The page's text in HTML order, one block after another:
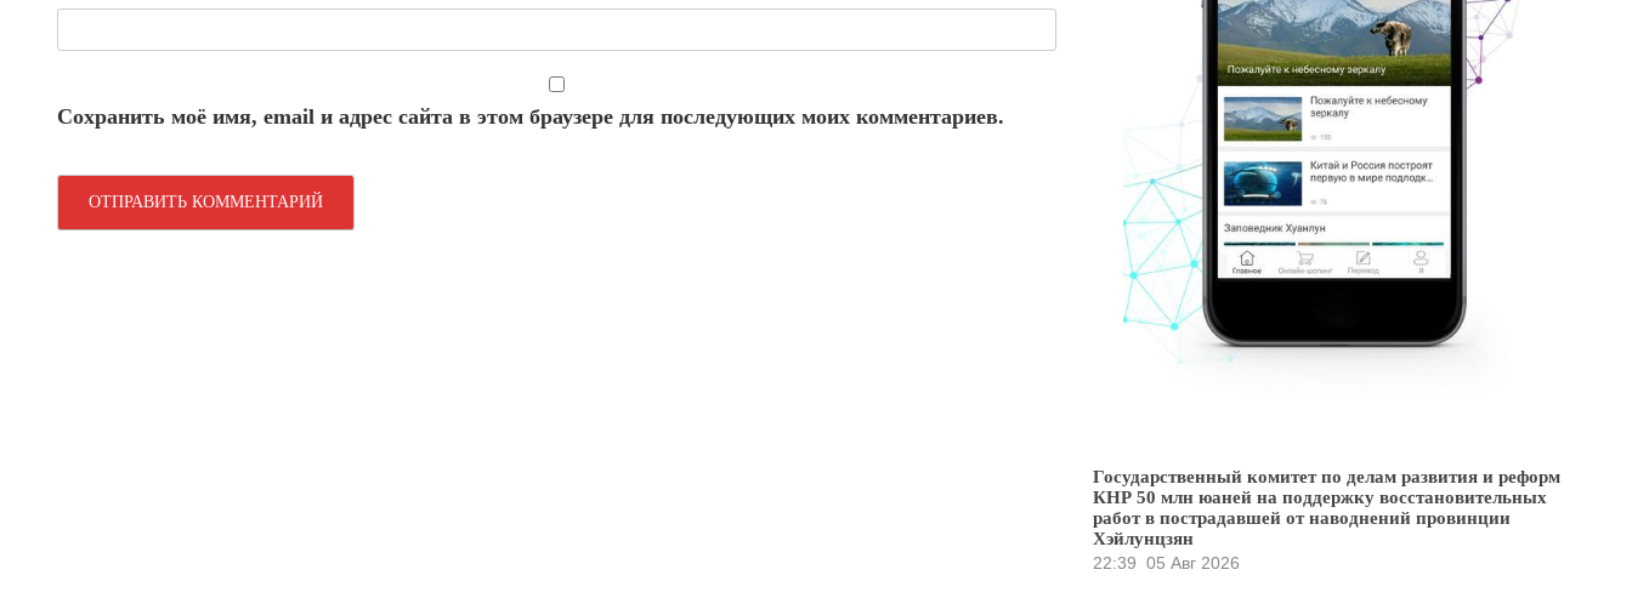
Сохранить моё имя, email и адрес сайта в этом браузере для последующих моих комментариев.
Государственный комитет по делам развития и реформ
КНР 50 млн юаней на поддержку восстановительных
работ в пострадавшей от наводнений провинции
Хэйлунцзян
22:39 05 Авг 2026